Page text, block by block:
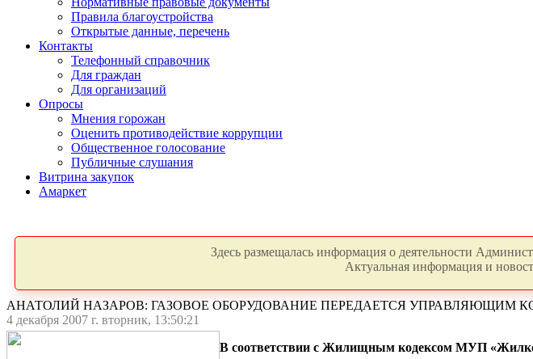
Правила благоустройства
Открытые данные, перечень
Контакты
Телефонный справочник
Для граждан
Для организаций
Опросы
Мнения горожан
Оценить противодействие коррупции
Общественное голосование
Публичные слушания
Витрина закупок
Амаркет
Здесь размещалась информация о деятельности
Актуальная информация и
АНАТОЛИЙ НАЗАРОВ: ГАЗОВОЕ ОБОРУДОВАНИЕ ПЕРЕДАЕТСЯ УПРАВЛЯЮЩИМ
4 декабря 2007 г. вторник, 13:50:21
В соответствии с Жилищным кодексом МУП